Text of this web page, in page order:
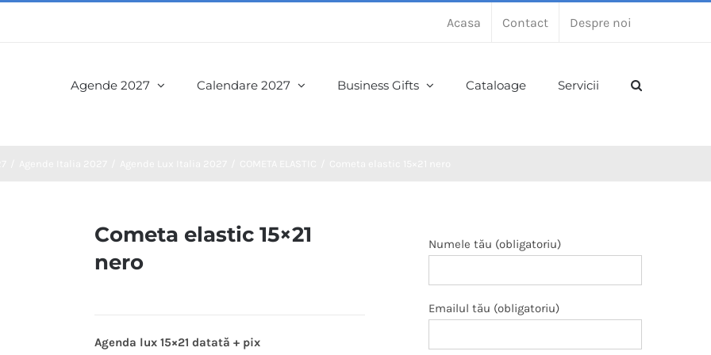
Acasa Contact Despre noi
Agende 2027 Calendare 2027 Business Gifts Cataloage Servicii
Cometa elastic 15×21
nero
Agenda lux 15×21 datată + pix
Numele tău (obligatoriu)
Emailul tău (obligatoriu)